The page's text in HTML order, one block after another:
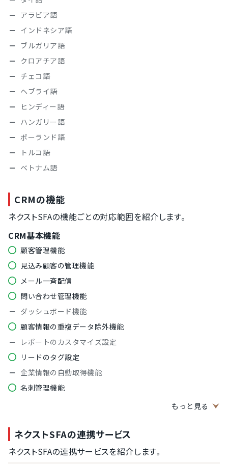
アラビア語
インドネシア語
ブルガリア語
クロアチア語
チェコ語
ヘブライ語
ヒンディー語
ハンガリー語
ポーランド語
トルコ語
ベトナム語
CRMの機能
ネクストSFAの機能ごとの対応範囲を紹介します。
CRM基本機能
顧客管理機能
見込み顧客の管理機能
メール一斉配信
問い合わせ管理機能
ダッシュボード機能
顧客情報の重複データ除外機能
レポートのカスタマイズ設定
リードのタグ設定
企業情報の自動取得機能
名刺管理機能
予実管理機能
スケジュール管理機能
もっと見る
ネクストSFAの連携サービス
ネクストSFAの連携サービスを紹介します。